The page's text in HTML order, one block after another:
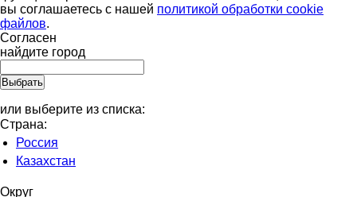
вы соглашаетесь с нашей политикой обработки cookie
файлов.
Согласен
найдите город
или выберите из списка:
Страна:
Россия
Казахстан
Округ